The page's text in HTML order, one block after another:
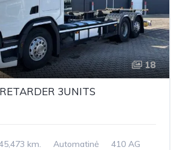
18
3UNITS
km. Automatinė
410 AG